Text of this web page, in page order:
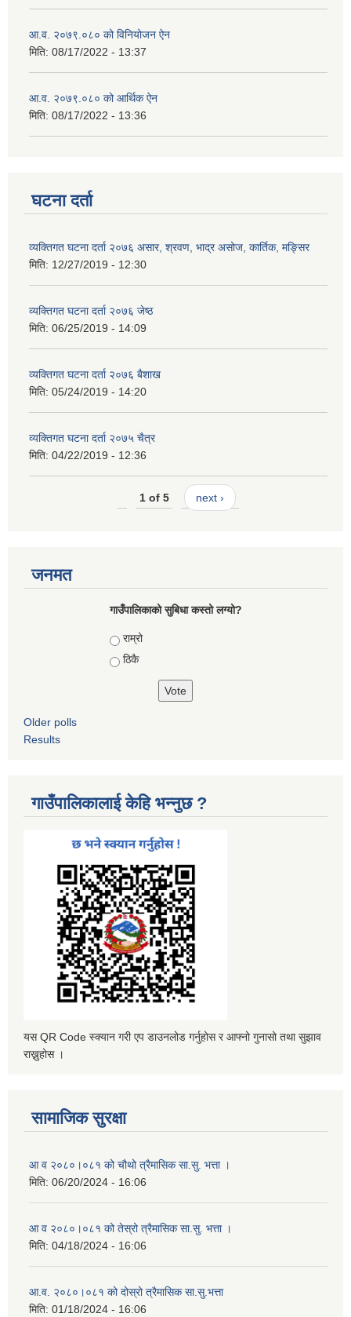
आ.व. २०७९.०८० को विनियोजन ऐन
मिति: 08/17/2022 - 13:37
आ.व. २०७९.०८० को आर्थिक ऐन
मिति: 08/17/2022 - 13:36
घटना दर्ता
व्यक्तिगत घटना दर्ता २०७६ असार, श्रवण, भाद्र असोज, कार्तिक, मङ्सिर
मिति: 12/27/2019 - 12:30
व्यक्तिगत घटना दर्ता २०७६ जेष्ठ
मिति: 06/25/2019 - 14:09
व्यक्तिगत घटना दर्ता २०७६ बैशाख
मिति: 05/24/2019 - 14:20
व्यक्तिगत घटना दर्ता २०७५ चैत्र
मिति: 04/22/2019 - 12:36
1 of 5 next ›
जनमत
गाउँपालिकाको सुबिधा कस्तो लग्यो?
Choices
राम्रो
ठिकै
Older polls
Results
गाउँपालिकालाई केहि भन्नुछ ?
यस QR Code स्क्यान गरी एप डाउनलोड गर्नुहोस र आफ्नो गुनासो तथा सुझाव
राख्नुहोस ।
सामाजिक सुरक्षा
आ व २०८०।०८१ को चौथो त्रैमासिक सा.सु. भत्ता ।
मिति: 06/20/2024 - 16:06
आ व २०८०।०८१ को तेस्रो त्रैमासिक सा.सु. भत्ता ।
मिति: 04/18/2024 - 16:06
आ.व. २०८०।०८१ को दोस्रो त्रैमासिक सा.सु.भत्ता
मिति: 01/18/2024 - 16:06